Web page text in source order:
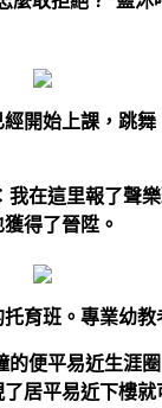
開始上課，跳
我在這里報了聲
得了晉陞。
育班。專業幼
的便平易近生涯
居平易近下樓